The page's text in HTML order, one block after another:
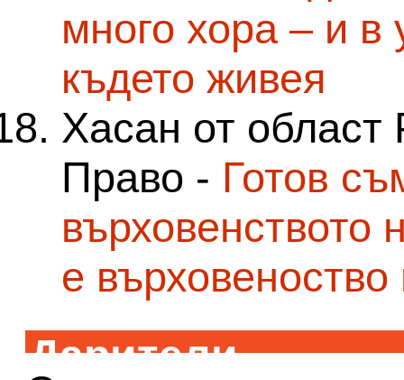
много хора – и
където живея
Хасан от област
Право - Готов
върховенството
е
Дарители